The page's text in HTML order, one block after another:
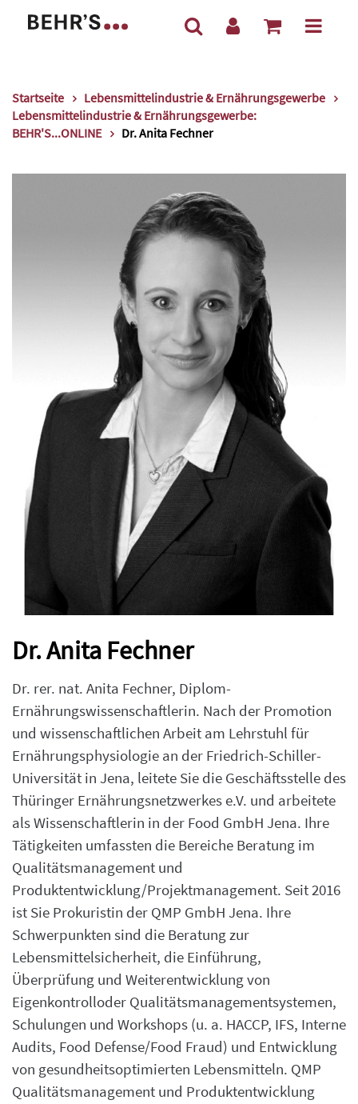
Startseite
Lebensmittelindustrie & Ernährungsgewerbe
Lebensmittelindustrie & Ernährungsgewerbe:
BEHR'S...ONLINE
Dr. Anita Fechner
Dr. Anita Fechner
Dr. rer. nat. Anita Fechner, Diplom-
Ernährungswissenschaftlerin. Nach der Promotion
und wissenschaftlichen Arbeit am Lehrstuhl für
Ernährungsphysiologie an der Friedrich-Schiller-
Universität in Jena, leitete Sie die Geschäftsstelle des
Thüringer Ernährungsnetzwerkes e.V. und arbeitete
als Wissenschaftlerin in der Food GmbH Jena. Ihre
Tätigkeiten umfassten die Bereiche Beratung im
Qualitätsmanagement und
Produktentwicklung/Projektmanagement. Seit 2016
ist Sie Prokuristin der QMP GmbH Jena. Ihre
Schwerpunkten sind die Beratung zur
Lebensmittelsicherheit, die Einführung,
Überprüfung und Weiterentwicklung von
Eigenkontrolloder Qualitätsmanagementsystemen,
Schulungen und Workshops (u. a. HACCP, IFS, Interne
Audits, Food Defense/Food Fraud) und Entwicklung
von gesundheitsoptimierten Lebensmitteln. QMP
Qualitätsmanagement und Produktentwicklung